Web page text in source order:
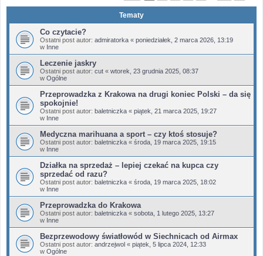
Tematy
Co czytacie?
Ostatni post autor: admiratorka « poniedziałek, 2 marca 2026, 13:19
w Inne
Leczenie jaskry
Ostatni post autor: cut « wtorek, 23 grudnia 2025, 08:37
w Ogólne
Przeprowadzka z Krakowa na drugi koniec Polski – da się
spokojnie!
Ostatni post autor: baletniczka « piątek, 21 marca 2025, 19:27
w Inne
Medyczna marihuana a sport – czy ktoś stosuje?
Ostatni post autor: baletniczka « środa, 19 marca 2025, 19:15
w Inne
Działka na sprzedaż – lepiej czekać na kupca czy
sprzedać od razu?
Ostatni post autor: baletniczka « środa, 19 marca 2025, 18:02
w Inne
Przeprowadzka do Krakowa
Ostatni post autor: baletniczka « sobota, 1 lutego 2025, 13:27
w Inne
Bezprzewodowy światłowód w Siechnicach od Airmax
Ostatni post autor: andrzejwol « piątek, 5 lipca 2024, 12:33
w Ogólne